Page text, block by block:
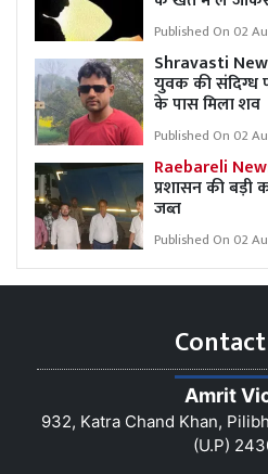
Published On 02
Shravasti
युवक की संदिग्ध
के पास मिला शव
Published On 02
Raebareli
प्रशासन की बड़ी
जब्त
Published On 02
Amrit
932, Katra Chand Khan,
(U.P)